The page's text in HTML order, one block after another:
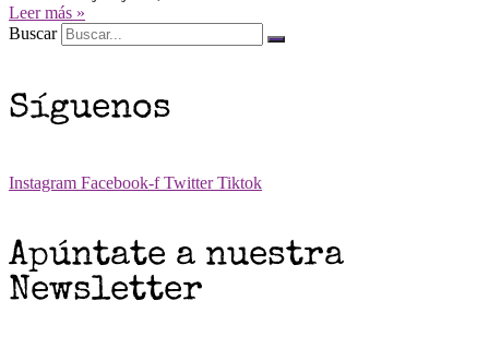
Leer más »
Buscar
Síguenos
Instagram Facebook-f Twitter Tiktok
Apúntate a nuestra
Newsletter